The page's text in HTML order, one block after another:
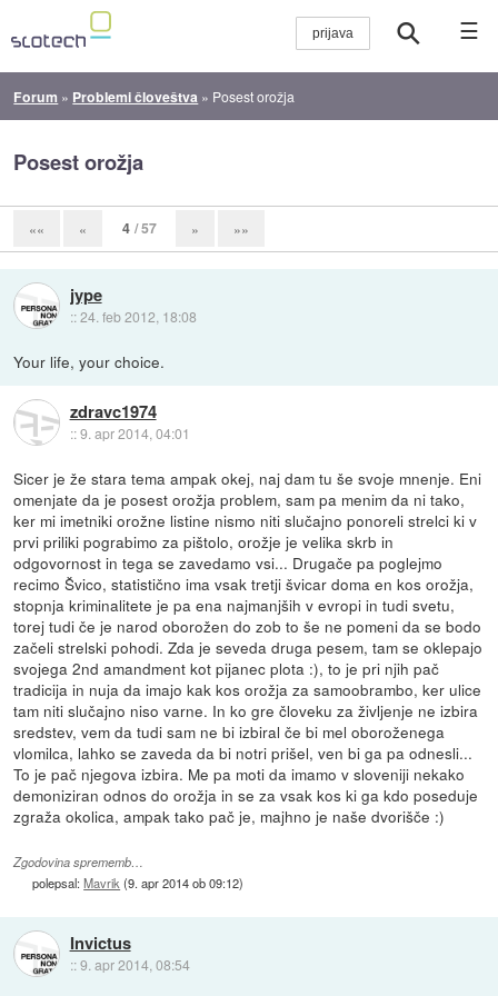
☰
Forum » Problemi človeštva » Posest orožja
Posest orožja
«« « 4 / 57 » »»
jype
::24. feb 2012, 18:08
Your life, your choice.
zdravc1974
::9. apr 2014, 04:01
Sicer je že stara tema ampak okej, naj dam tu še svoje mnenje. Eni
omenjate da je posest orožja problem, sam pa menim da ni tako,
ker mi imetniki orožne listine nismo niti slučajno ponoreli strelci ki v
prvi priliki pograbimo za pištolo, orožje je velika skrb in
odgovornost in tega se zavedamo vsi... Drugače pa poglejmo
recimo Švico, statistično ima vsak tretji švicar doma en kos orožja,
stopnja kriminalitete je pa ena najmanjših v evropi in tudi svetu,
torej tudi če je narod oborožen do zob to še ne pomeni da se bodo
začeli strelski pohodi. Zda je seveda druga pesem, tam se oklepajo
svojega 2nd amandment kot pijanec plota :), to je pri njih pač
tradicija in nuja da imajo kak kos orožja za samoobrambo, ker ulice
tam niti slučajno niso varne. In ko gre človeku za življenje ne izbira
sredstev, vem da tudi sam ne bi izbiral če bi mel oboroženega
vlomilca, lahko se zaveda da bi notri prišel, ven bi ga pa odnesli...
To je pač njegova izbira. Me pa moti da imamo v sloveniji nekako
demoniziran odnos do orožja in se za vsak kos ki ga kdo poseduje
zgraža okolica, ampak tako pač je, majhno je naše dvorišče :)
Zgodovina sprememb…
polepsal:Mavrik (9. apr 2014 ob 09:12)
Invictus
::9. apr 2014, 08:54